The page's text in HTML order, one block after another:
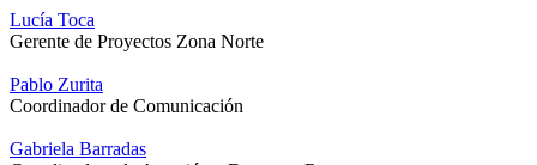
Lucía Toca
Gerente de Proyectos Zona Norte
Pablo Zurita
Coordinador de Comunicación
Gabriela Barradas